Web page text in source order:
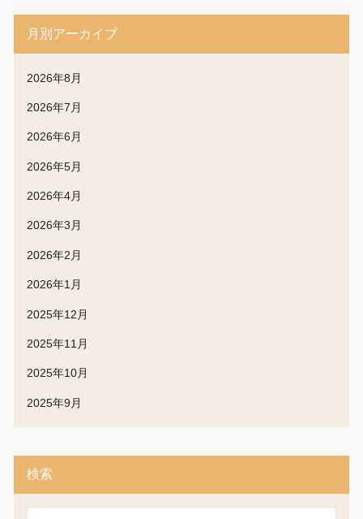
月別アーカイブ
2026年8月
2026年7月
2026年6月
2026年5月
2026年4月
2026年3月
2026年2月
2026年1月
2025年12月
2025年11月
2025年10月
2025年9月
検索